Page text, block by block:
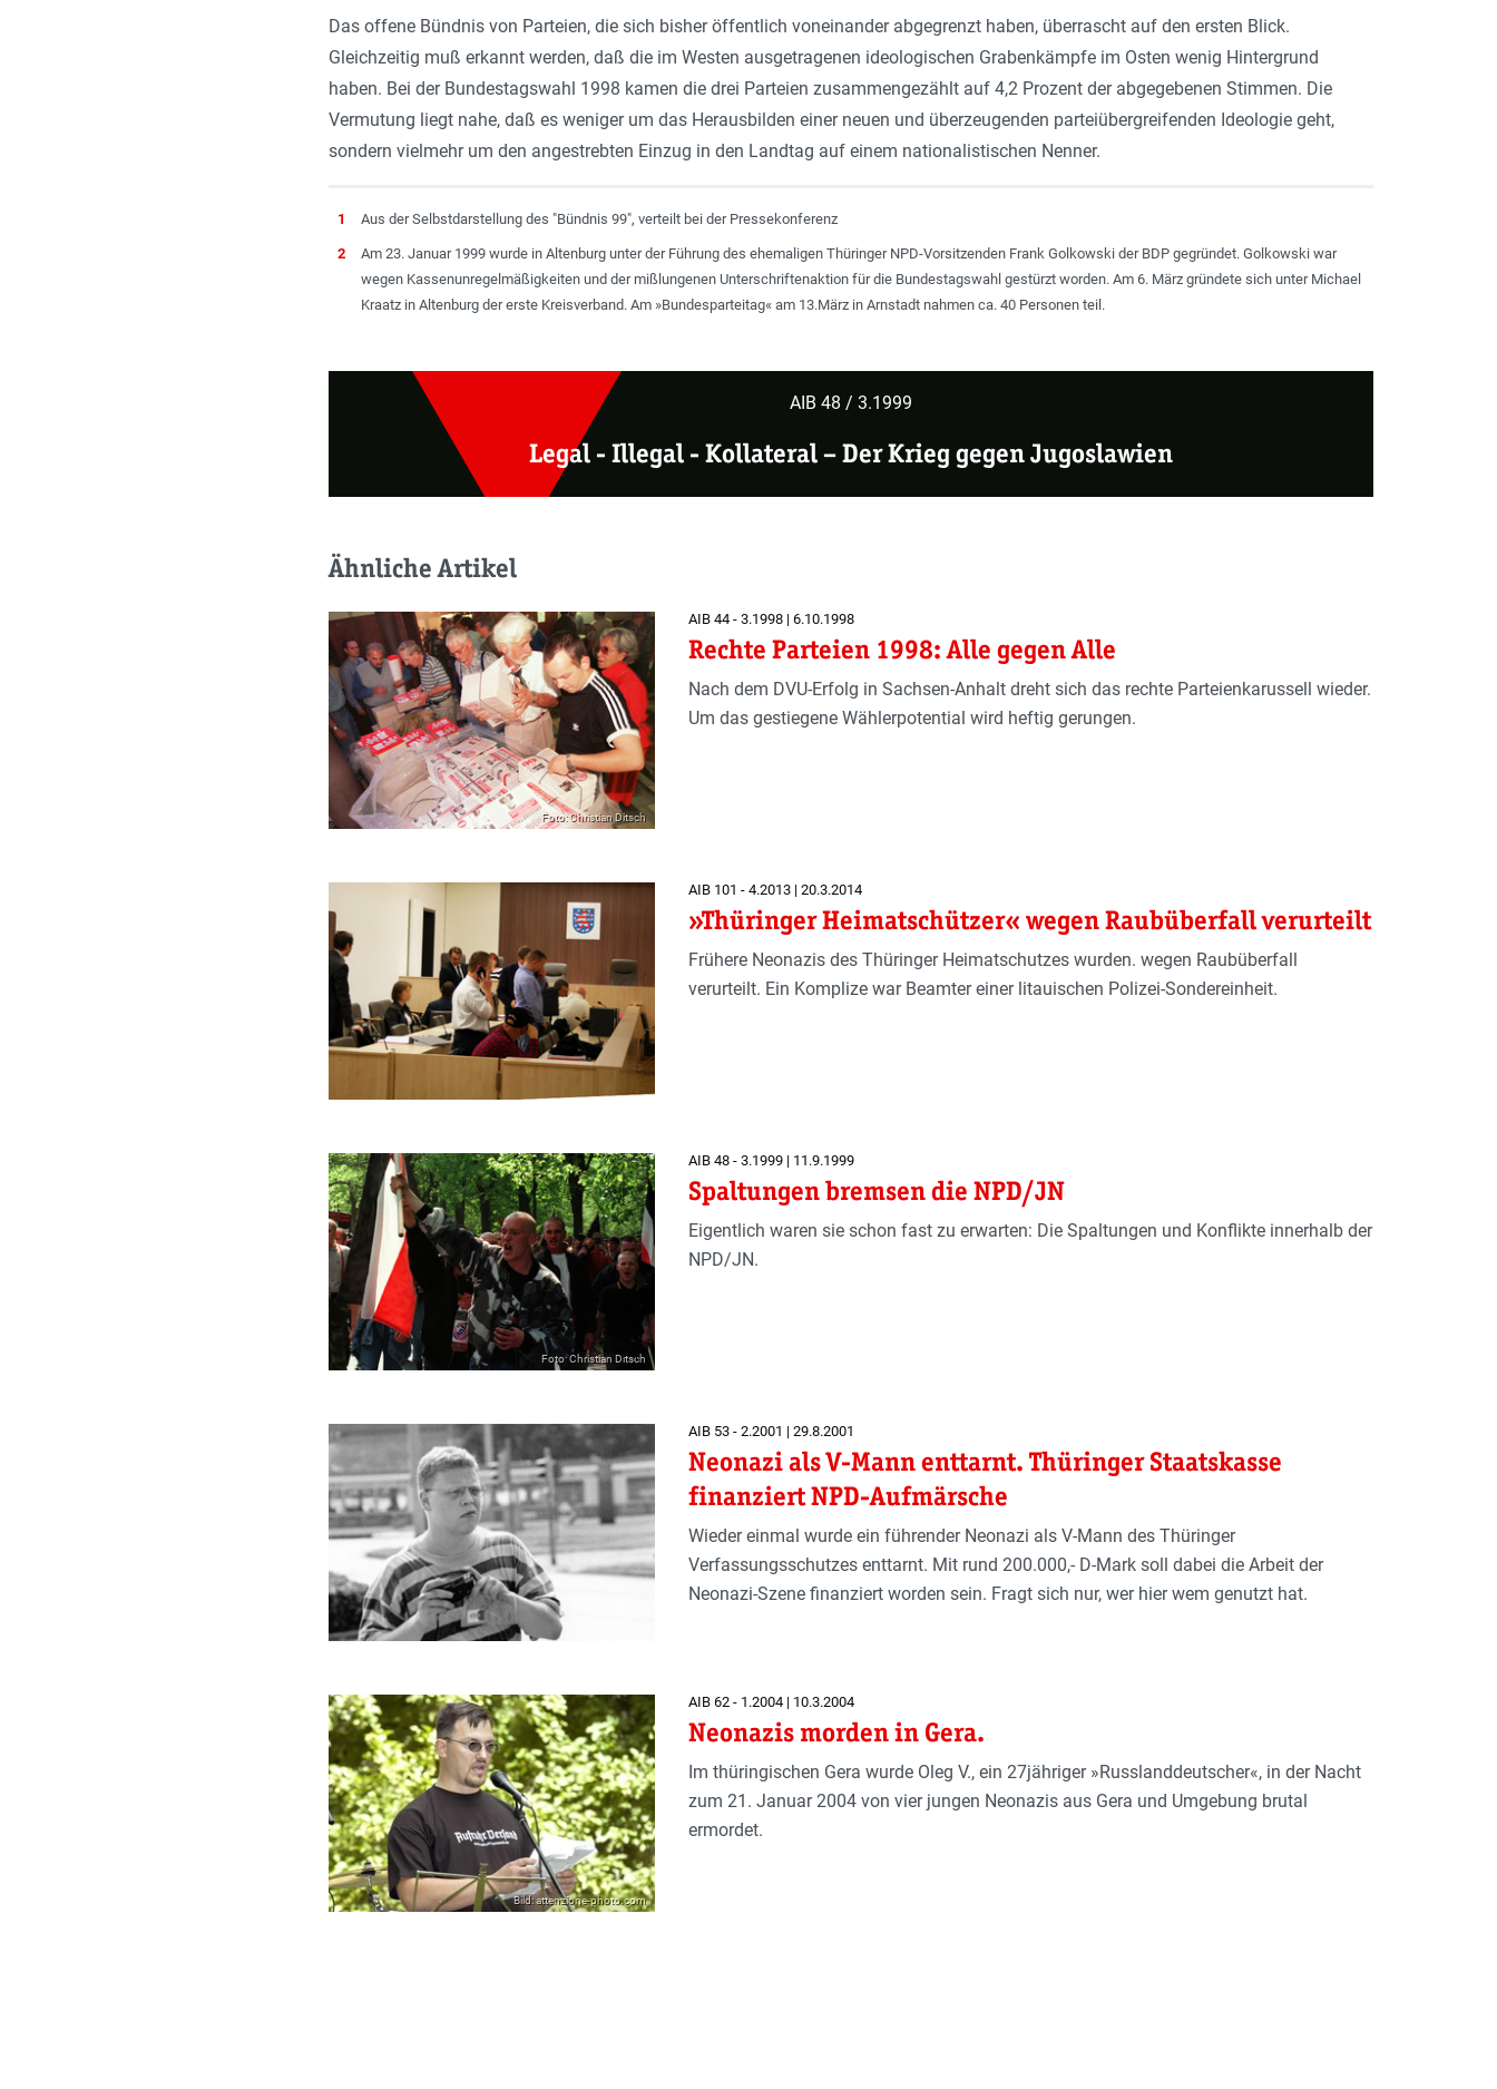
Das offene Bündnis von Parteien, die sich bisher öffentlich voneinander abgegrenzt haben, überrascht auf den ersten Blick.
Gleichzeitig muß erkannt werden, daß die im Westen ausgetragenen ideologischen Grabenkämpfe im Osten wenig Hintergrund
haben. Bei der Bundestagswahl 1998 kamen die drei Parteien zusammengezählt auf 4,2 Prozent der abgegebenen Stimmen. Die
Vermutung liegt nahe, daß es weniger um das Herausbilden einer neuen und überzeugenden parteiübergreifenden Ideologie geht,
sondern vielmehr um den angestrebten Einzug in den Landtag auf einem nationalistischen Nenner.
1 Aus der Selbstdarstellung des "Bündnis 99", verteilt bei der Pressekonferenz
2
Am 23. Januar 1999 wurde in Altenburg unter der Führung des ehemaligen Thüringer NPD-Vorsitzenden Frank Golkowski der BDP gegründet. Golkowski war
wegen Kassenunregelmäßigkeiten und der mißlungenen Unterschriftenaktion für die Bundestagswahl gestürzt worden. Am 6. März gründete sich unter Michael
Kraatz in Altenburg der erste Kreisverband. Am »Bundesparteitag« am 13.März in Arnstadt nahmen ca. 40 Personen teil.
AIB 48 / 3.1999
Legal - Illegal - Kollateral–Der Krieg gegen Jugoslawien
Ähnliche Artikel
Foto: Christian Ditsch
AIB 44 - 3.1998 | 6.10.1998
Rechte Parteien 1998: Alle gegen Alle
Nach dem DVU-Erfolg in Sachsen-Anhalt dreht sich das rechte Parteienkarussell wieder.
Um das gestiegene Wählerpotential wird heftig gerungen.
AIB 101 - 4.2013 | 20.3.2014
»Thüringer Heimatschützer« wegen Raubüberfall verurteilt
Frühere Neonazis des Thüringer Heimatschutzes wurden. wegen Raubüberfall
verurteilt. Ein Komplize war Beamter einer litauischen Polizei-Sondereinheit.
Foto: Christian Ditsch
AIB 48 - 3.1999 | 11.9.1999
Spaltungen bremsen die NPD/JN
Eigentlich waren sie schon fast zu erwarten: Die Spaltungen und Konflikte innerhalb der
NPD/JN.
AIB 53 - 2.2001 | 29.8.2001
Neonazi als V-Mann enttarnt. Thüringer Staatskasse
finanziert NPD-Aufmärsche
Wieder einmal wurde ein führender Neonazi als V-Mann des Thüringer
Verfassungsschutzes enttarnt. Mit rund 200.000,- D-Mark soll dabei die Arbeit der
Neonazi-Szene finanziert worden sein. Fragt sich nur, wer hier wem genutzt hat.
Bild: attenzione-photo.com
AIB 62 - 1.2004 | 10.3.2004
Neonazis morden in Gera.
Im thüringischen Gera wurde Oleg V., ein 27jähriger »Russlanddeutscher«, in der Nacht
zum 21. Januar 2004 von vier jungen Neonazis aus Gera und Umgebung brutal
ermordet.